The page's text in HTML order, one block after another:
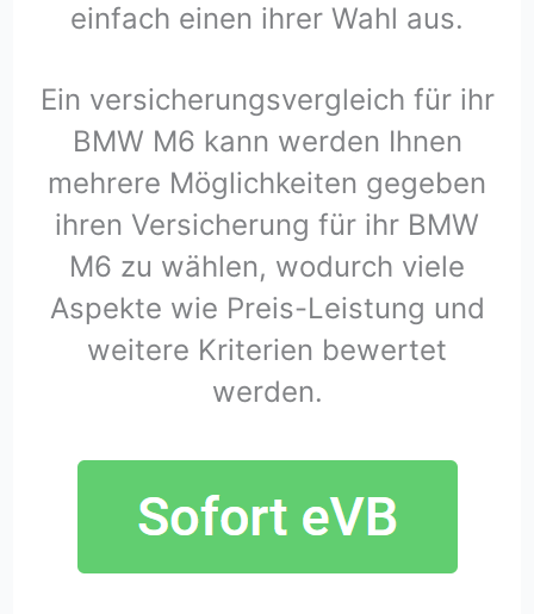
einfach einen ihrer Wahl aus.
Ein versicherungsvergleich für ihr
BMW M6 kann werden Ihnen
mehrere Möglichkeiten gegeben
ihren Versicherung für ihr BMW
M6 zu wählen, wodurch viele
Aspekte wie Preis-Leistung und
weitere Kriterien bewertet
werden.